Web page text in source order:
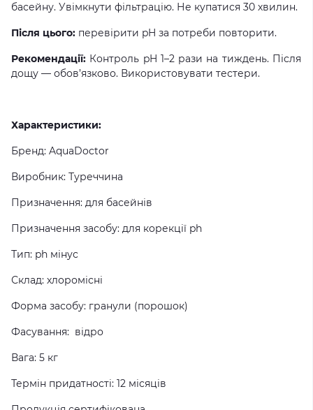
басейну. Увімкнути фільтрацію. Не купатися 30 хвилин.
Після цього: перевірити pH за потреби повторити.
Рекомендації: Контроль pH 1–2 рази на тиждень. Після
дощу — обов’язково. Використовувати тестери.
Характеристики:
Бренд: AquaDoctor
Виробник: Туреччина
Призначення: для басейнів
Призначення засобу: для корекції ph
Тип: ph мінус
Склад: хлоромісні
Форма засобу: гранули (порошок)
Фасування: відро
Вага: 5 кг
Термін придатності: 12 місяців